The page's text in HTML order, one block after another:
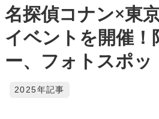
名探偵コナン×東
イベントを開催
ー、フォトスポ
2025年記事